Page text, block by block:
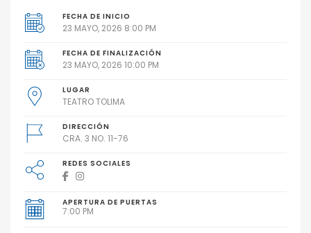
FECHA DE INICIO
23 MAYO, 2026 8:00 PM
FECHA DE FINALIZACIÓN
23 MAYO, 2026 10:00 PM
LUGAR
TEATRO TOLIMA
DIRECCIÓN
CRA. 3 NO. 11-76
REDES SOCIALES
APERTURA DE PUERTAS
7:00 PM